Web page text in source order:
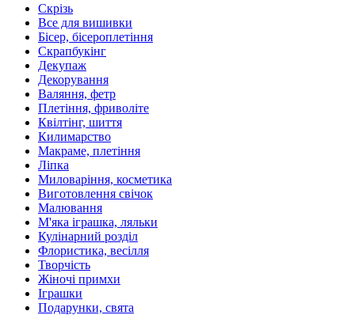
Скрізь
Все для вишивки
Бісер, бісероплетіння
Скрапбукінг
Декупаж
Декорування
Валяння, фетр
Плетіння, фриволіте
Квілтінг, шиття
Килимарство
Макраме, плетіння
Ліпка
Миловаріння, косметика
Виготовлення свічок
Малювання
М'яка іграшка, ляльки
Кулінарний розділ
Флористика, весілля
Творчість
Жіночі примхи
Іграшки
Подарунки, свята